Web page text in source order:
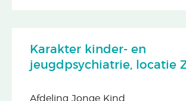
Karakter kinder- en
jeugdpsychiatrie, locatie
Afdeling Jonge Kind